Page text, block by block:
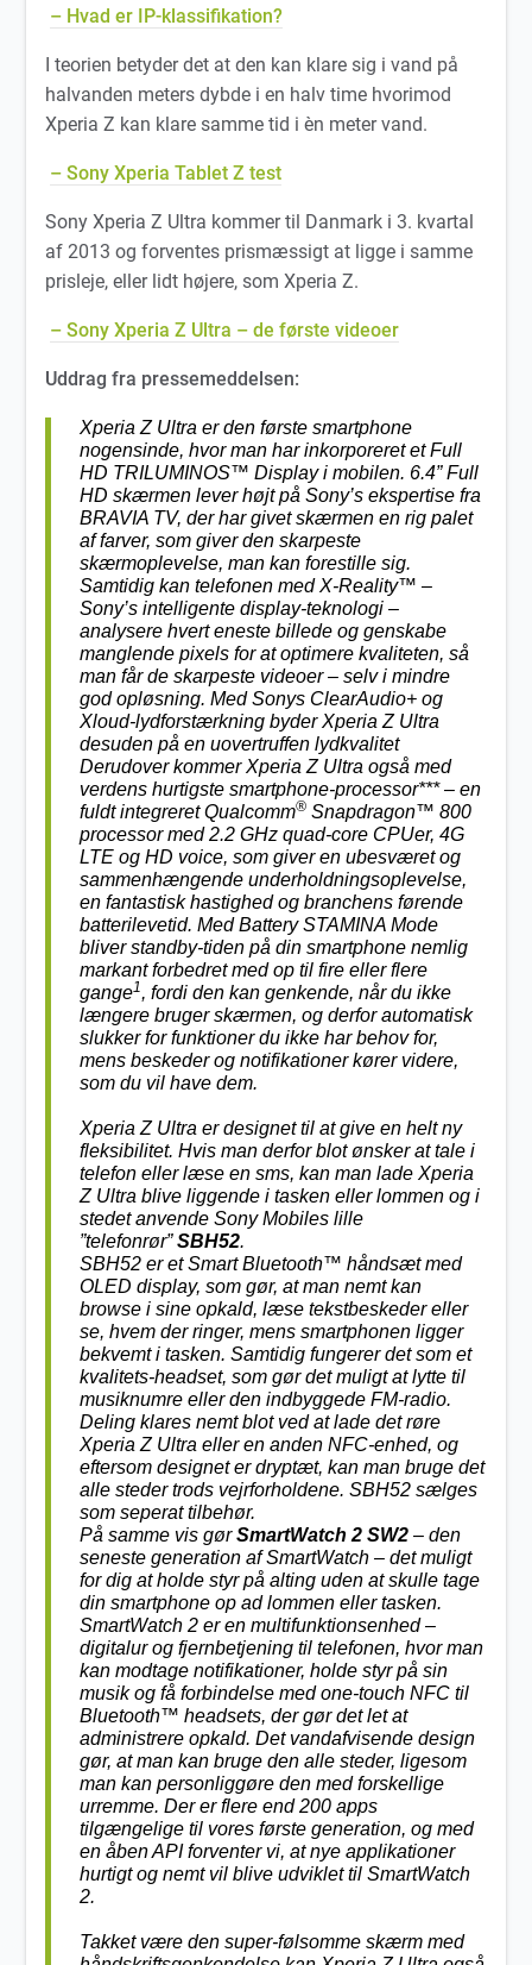
– Hvad er IP-klassifikation?
I teorien betyder det at den kan klare sig i vand på
halvanden meters dybde i en halv time hvorimod
Xperia Z kan klare samme tid i èn meter vand.
– Sony Xperia Tablet Z test
Sony Xperia Z Ultra kommer til Danmark i 3. kvartal
af 2013 og forventes prismæssigt at ligge i samme
prisleje, eller lidt højere, som Xperia Z.
– Sony Xperia Z Ultra – de første videoer
Uddrag fra pressemeddelsen:
Xperia Z Ultra er den første smartphone
nogensinde, hvor man har inkorporeret et Full
HD TRILUMINOS™ Display i mobilen. 6.4” Full
HD skærmen lever højt på Sony’s ekspertise fra
BRAVIA TV, der har givet skærmen en rig palet
af farver, som giver den skarpeste
skærmoplevelse, man kan forestille sig.
Samtidig kan telefonen med X-Reality™ –
Sony’s intelligente display-teknologi –
analysere hvert eneste billede og genskabe
manglende pixels for at optimere kvaliteten, så
man får de skarpeste videoer – selv i mindre
god opløsning. Med Sonys ClearAudio+ og
Xloud-lydforstærkning byder Xperia Z Ultra
desuden på en uovertruffen lydkvalitet
Derudover kommer Xperia Z Ultra også med
verdens hurtigste smartphone-processor*** – en
fuldt integreret Qualcomm® Snapdragon™ 800
processor med 2.2 GHz quad-core CPUer, 4G
LTE og HD voice, som giver en ubesværet og
sammenhængende underholdningsoplevelse,
en fantastisk hastighed og branchens førende
batterilevetid. Med Battery STAMINA Mode
bliver standby-tiden på din smartphone nemlig
markant forbedret med op til fire eller flere
gange1, fordi den kan genkende, når du ikke
længere bruger skærmen, og derfor automatisk
slukker for funktioner du ikke har behov for,
mens beskeder og notifikationer kører videre,
som du vil have dem.
Xperia Z Ultra er designet til at give en helt ny
fleksibilitet. Hvis man derfor blot ønsker at tale i
telefon eller læse en sms, kan man lade Xperia
Z Ultra blive liggende i tasken eller lommen og i
stedet anvende Sony Mobiles lille
”telefonrør”SBH52.
SBH52 er et Smart Bluetooth™ håndsæt med
OLED display, som gør, at man nemt kan
browse i sine opkald, læse tekstbeskeder eller
se, hvem der ringer, mens smartphonen ligger
bekvemt i tasken. Samtidig fungerer det som et
kvalitets-headset, som gør det muligt at lytte til
musiknumre eller den indbyggede FM-radio.
Deling klares nemt blot ved at lade det røre
Xperia Z Ultra eller en anden NFC-enhed, og
eftersom designet er dryptæt, kan man bruge det
alle steder trods vejrforholdene. SBH52 sælges
som seperat tilbehør.
På samme vis gørSmartWatch 2 SW2 – den
seneste generation af SmartWatch – det muligt
for dig at holde styr på alting uden at skulle tage
din smartphone op ad lommen eller tasken.
SmartWatch 2 er en multifunktionsenhed –
digitalur ogfjernbetjening til telefonen, hvor man
kan modtage notifikationer, holde styr på sin
musik og få forbindelse med one-touch NFC til
Bluetooth™ headsets, der gør det let at
administrere opkald. Det vandafvisende design
gør, at man kan bruge den alle steder, ligesom
man kan personliggøre den med forskellige
urremme. Der er flere end 200 apps
tilgængelige til vores første generation, og med
en åben API forventer vi, at nye applikationer
hurtigt og nemt vil blive udviklet til SmartWatch
2.
Takket være den super-følsomme skærm med